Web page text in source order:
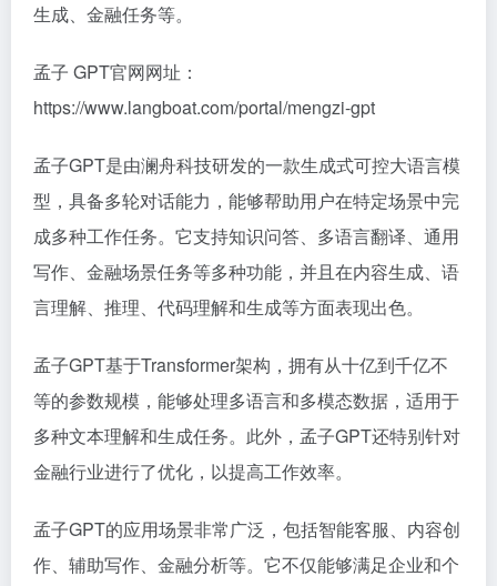
生成、金融任务等。
孟子 GPT官网网址：
https://www.langboat.com/portal/mengzi-gpt
孟子GPT是由澜舟科技研发的一款生成式可控大语言模
型，具备多轮对话能力，能够帮助用户在特定场景中完
成多种工作任务。它支持知识问答、多语言翻译、通用
写作、金融场景任务等多种功能，并且在内容生成、语
言理解、推理、代码理解和生成等方面表现出色。
孟子GPT基于Transformer架构，拥有从十亿到千亿不
等的参数规模，能够处理多语言和多模态数据，适用于
多种文本理解和生成任务。此外，孟子GPT还特别针对
金融行业进行了优化，以提高工作效率。
孟子GPT的应用场景非常广泛，包括智能客服、内容创
作、辅助写作、金融分析等。它不仅能够满足企业和个